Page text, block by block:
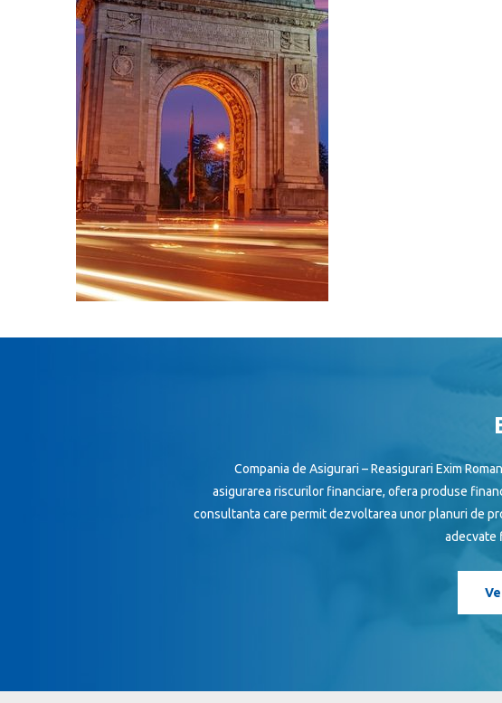
Compania de Asigurari – Reasigurari Exim
asigurarea riscurilor financiare, ofera produse
consultanta care permit dezvoltarea unor planuri de
adecvate